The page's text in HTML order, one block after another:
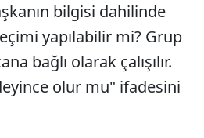
bilgisi dahilinde
yapılabilir mi? Grup
bağlı olarak çalışılır.
olur mu" ifadesini